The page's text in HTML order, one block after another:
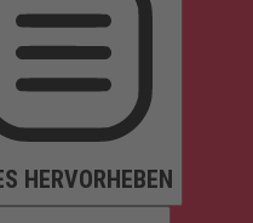
HERVORHEBEN